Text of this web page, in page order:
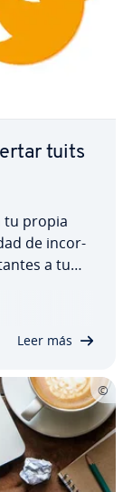
tuits
tu propia
de in­co­r­
a tu
Leer más